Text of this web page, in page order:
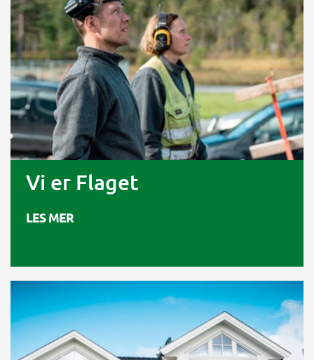
Vi er Flaget
LES MER